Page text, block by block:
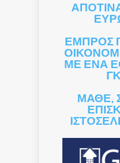
ΕΜΠΡΟΣ
ΜΕ ΕΝΑ
ΜΑΘΕ,